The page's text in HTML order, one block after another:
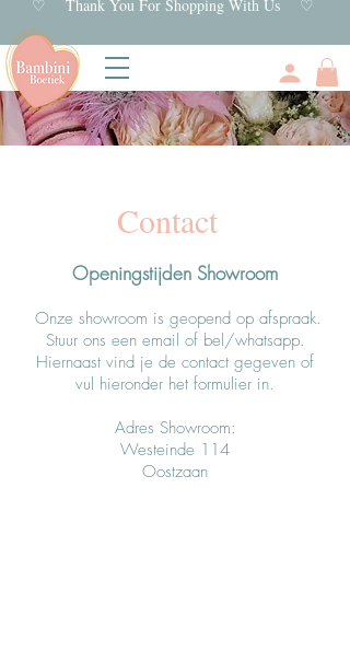
♡ Thank You For Shopping With Us ♡
Contact
Openingstijden Showroom
Onze showroom is geopend op afspraak.
Stuur ons een email of bel/whatsapp.
Hiernaast vind je de contact gegeven of
vul hieronder het formulier in.
Adres Showroom:
Westeinde 114
Oostzaan